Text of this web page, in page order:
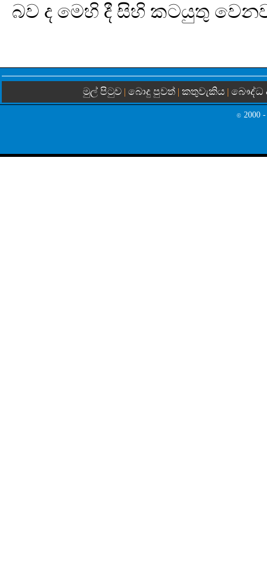
බව ද මෙහි දී සිහි කටයුතු
මුල් පිටුව | බොදු පුවත් | කතුවැකිය | බෞද්ධ
© 2000